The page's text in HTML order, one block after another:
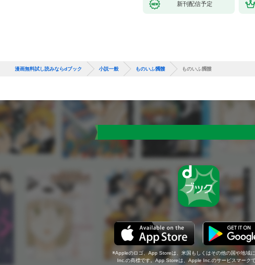
新刊配信予定
漫画無料試し読みならdブック 小説一般 ものいふ髑髏 ものいふ髑髏
Appleのロゴ、App Storeは、米国もしくはその他の国や地域
Inc.の商標です。App Storeは、Apple Inc.のサービスマークで